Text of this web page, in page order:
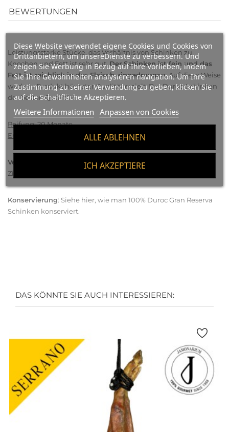
Diese Website verwendet eigene Cookies und Cookies von
Drittanbietern, um unsereDienste zu verbessern. Und
zeigen Sie Werbung in Bezug auf Ihre Vorlieben, indem
Sie Ihre Gewohnheiten analysieren navigation. Um Ihre
Zustimmung zu seiner Verwendung zu geben, klicken Sie
auf die Schaltfläche Akzeptieren.
Weitere Informationen Anpassen von Cookies
ALLE ABLEHNEN
ICH AKZEPTIERE
BEWERTUNGEN
Leistungsstarke Stücke, das Verhältnis von Schinken zu
Knochen und Fett ist sehr gut.Der Schinken ist fein und das
Fett ist reichlich in das Fleisch eingedrungen. Auf diese Weise
wird ein Produkt höchster Qualität erzielt. Der Duroc-Schinken
der besten Qualität!
Reifung: 20 Monate
Ernährung
Verzehr
: In dünne Scheiben schneiden und bei
Zimmertemperatur servieren.
Konservierung: Siehe hier, wie man 100% Duroc Gran Reserva
Schinken konserviert.
DAS KÖNNTE SIE AUCH INTERESSIEREN: